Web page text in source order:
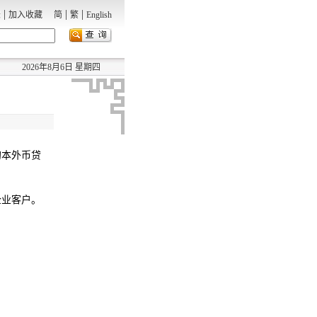
| 加入收藏 简 | 繁 | English
2026年8月6日 星期四